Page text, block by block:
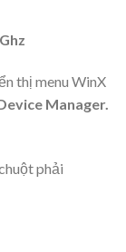
thị menu WinX
Manager.
phải